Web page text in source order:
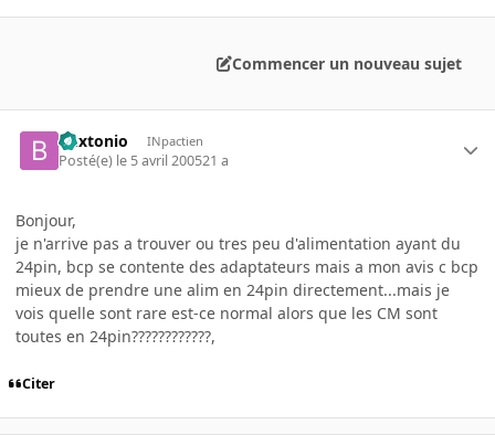
Commencer un nouveau sujet
buxtonio INpactien
Posté(e) le 5 avril 200521 a
Bonjour,
je n'arrive pas a trouver ou tres peu d'alimentation ayant du
24pin, bcp se contente des adaptateurs mais a mon avis c bcp
mieux de prendre une alim en 24pin directement...mais je
vois quelle sont rare est-ce normal alors que les CM sont
toutes en 24pin????????????,
Citer